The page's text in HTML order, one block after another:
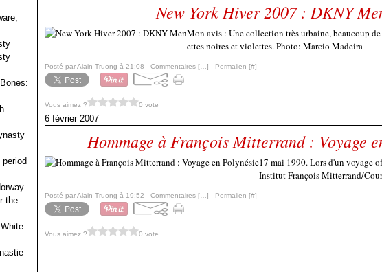
the
New York Hiver 2007 : DKNY
Mon avis : Une collection très urbaine, beaucoup
ettes noires et violettes. Photo: Marcio Madeira
Posté par Alain Truong à 21:08 - Commentaires [ ] - Permalien [#]
Vous aimez ? 0 vote
6 février 2007
Hommage à François Mitterrand : Voyage
17 mai 1990. Lors d'un voyage
Institut François Mitterrand/
Posté par Alain Truong à 19:52 - Commentaires [ ] - Permalien [#]
Vous aimez ? 0 vote